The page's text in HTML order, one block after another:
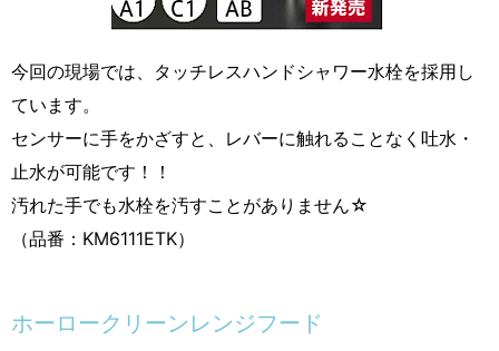
今回の現場では、タッチレスハンドシャワー水栓を採用し
ています。
センサーに手をかざすと、レバーに触れることなく吐水・
止水が可能です！！
汚れた手でも水栓を汚すことがありません☆
（品番：KM6111ETK）
ホーロークリーンレンジフード